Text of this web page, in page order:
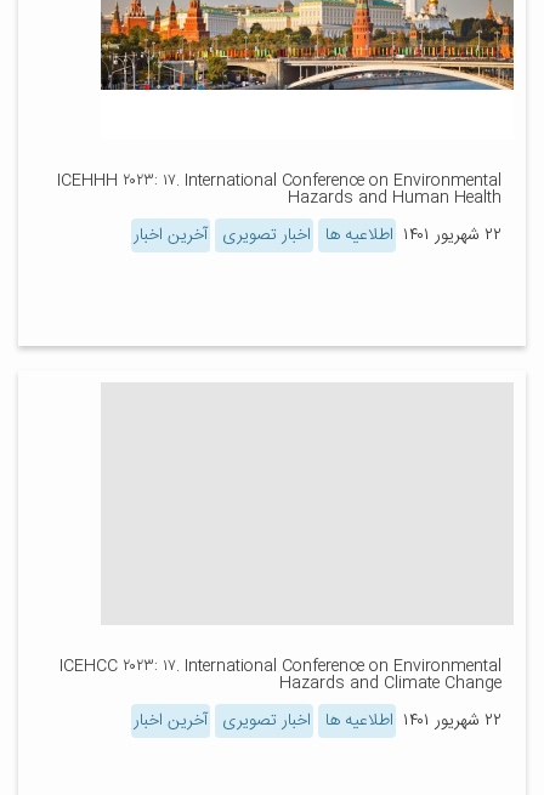
ICEHHH ۲۰۲۳: ۱۷. International Conference on Environmental
Hazards and Human Health
۲۲ شهریور ۱۴۰۱ اطلاعیه ها اخبار تصویری آخرین اخبار
ICEHCC ۲۰۲۳: ۱۷. International Conference on Environmental
Hazards and Climate Change
۲۲ شهریور ۱۴۰۱ اطلاعیه ها اخبار تصویری آخرین اخبار